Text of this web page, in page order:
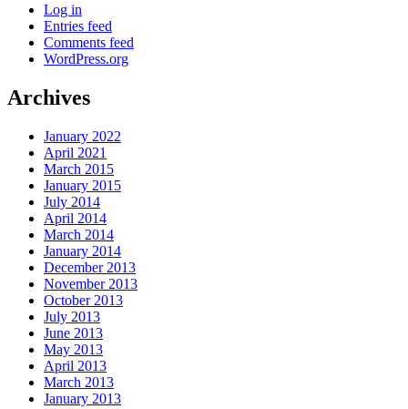
Log in
Entries feed
Comments feed
WordPress.org
Archives
January 2022
April 2021
March 2015
January 2015
July 2014
April 2014
March 2014
January 2014
December 2013
November 2013
October 2013
July 2013
June 2013
May 2013
April 2013
March 2013
January 2013